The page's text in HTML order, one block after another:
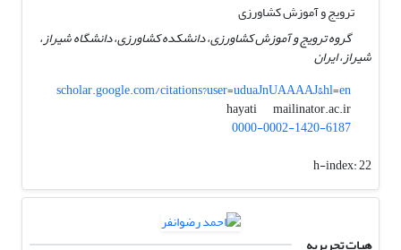
ترویج و آموزش کشاورزی
گروه ترویج و آموزش کشاورزی، دانشکده کشاورزی، دانشگاه شیراز،
شیراز، ایران
scholar.google.com/citations?user=uduaJnUAAAAJ&hl=en
hayati
mailinator.ac.ir
0000-0002-1420-6187
h-index:22
هیات تحریریه